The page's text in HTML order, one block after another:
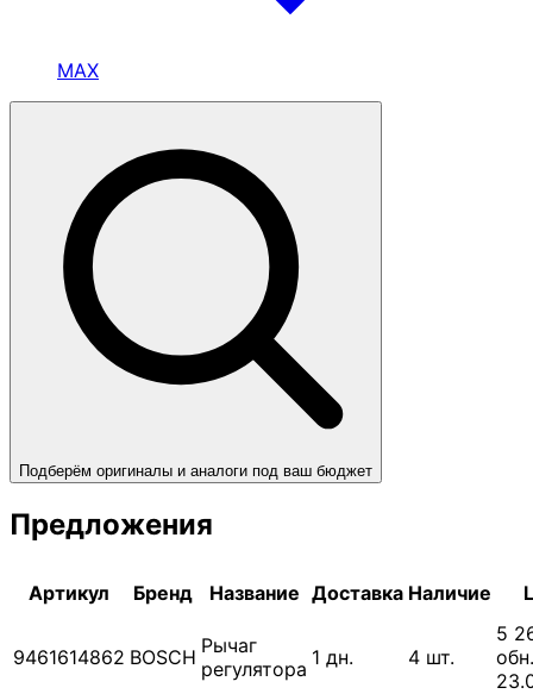
MAX
Подберём оригиналы и аналоги под ваш бюджет
Предложения
Артикул Бренд Название Доставка Наличие
9461614862 BOSCH Рычаг
регулятора 1 дн. 4 шт.
5
обн.